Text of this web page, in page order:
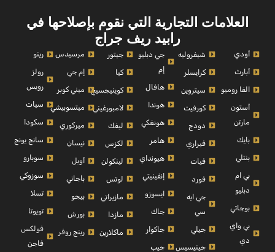
العلامات التجارية التي نقوم بإصلاحها في
رابيد ريف جراج
أودي
أبارث
الفا روميو
أستون
مارتن
بايك
بنتلي
بي ام
دبليو
بوجاتي
بي واي
دي
شيفروليه
كرايسلر
سيتروين
كورفيت
دودج
فيراري
فيات
فورد
جي ايه
سي
جيلي
جينيسيس
جي دبليو
إم
هافال
هوندا
هونغكي
هامر
هيونداي
إنفينيتي
ايسوزو
جاك
جاكوار
جيب
جيتور
كيا
كوينيجسيج
لامبورغيني
ليفك
لكزس
لينكولن
لوتس
مازيراتي
مازدا
ماكلارين
مرسيدس
إم جي
ميني كوبر
ميتسوبيشي
ميركوري
نيسان
أوبل
باجاني
بيجو
بورش
رينج روفر
رينو
رولز
رويس
سيات
سكودا
سانج يونج
سوبارو
سوزوكي
تسلا
تويوتا
فولكس
فاجن